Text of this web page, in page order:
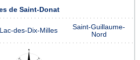
de Saint-Donat
Lac-des-Dix-Milles
Saint-Guillaume-
Nord